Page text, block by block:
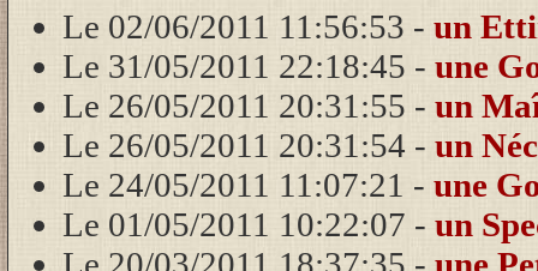
Le 02/06/2011 11:56:53 - un
Le 31/05/2011 22:18:45 - une
Le 26/05/2011 20:31:55 - un
Le 26/05/2011 20:31:54 - un
Le 24/05/2011 11:07:21 - une
Le 01/05/2011 10:22:07 - un